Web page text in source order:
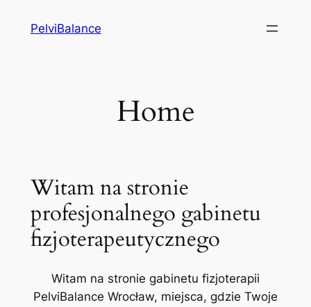
PelviBalance
Home
Witam na stronie
profesjonalnego gabinetu
fizjoterapeutycznego
Witam na stronie gabinetu fizjoterapii
PelviBalance Wrocław, miejsca, gdzie Twoje